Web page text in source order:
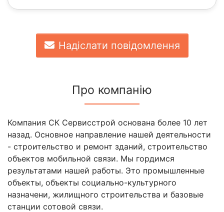
Надіслати повідомлення
Про компанію
Компания СК Сервисстрой основана более 10 лет
назад. Основное направление нашей деятельности
- строительство и ремонт зданий, строительство
объектов мобильной связи. Мы гордимся
результатами нашей работы. Это промышленные
объекты, объекты социально-культурного
назначени, жилищного строительства и базовые
станции сотовой связи.